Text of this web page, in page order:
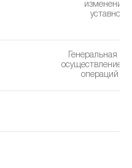
изменения
уставного
Генеральная
осуществление
операций